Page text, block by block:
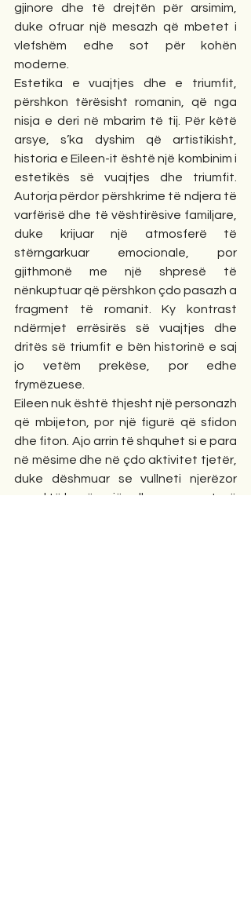
gjinore dhe të drejtën për arsimim,
duke ofruar një mesazh që mbetet i
vlefshëm edhe sot për kohën
moderne.
Estetika e vuajtjes dhe e triumfit,
përshkon tërësisht romanin, që nga
nisja e deri në mbarim të tij. Për këtë
arsye, s’ka dyshim që artistikisht,
historia e Eileen-it është një kombinim i
estetikës së vuajtjes dhe triumfit.
Autorja përdor përshkrime të ndjera të
varfërisë dhe të vështirësive familjare,
duke krijuar një atmosferë të
stërngarkuar emocionale, por
gjithmonë me një shpresë të
nënkuptuar që përshkon çdo pasazh a
fragment të romanit. Ky kontrast
ndërmjet errësirës së vuajtjes dhe
dritës së triumfit e bën historinë e saj
jo vetëm prekëse, por edhe
frymëzuese.
Eileen nuk është thjesht një personazh
që mbijeton, por një figurë që sfidon
dhe fiton. Ajo arrin të shquhet si e para
në mësime dhe në çdo aktivitet tjetër,
duke dëshmuar se vullneti njerëzor
mund të kapërcejë edhe pengesat më